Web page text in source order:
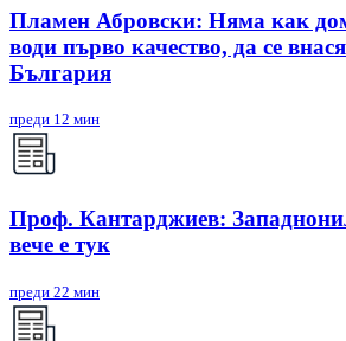
Пламен Абровски: Няма как
води първо качество, да се
България
преди 12 мин
Проф. Кантарджиев:
вече е тук
преди 22 мин